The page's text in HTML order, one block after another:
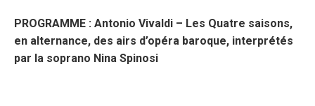
PROGRAMME : Antonio Vivaldi – Les Quatre saisons,
en alternance, des airs d’opéra baroque, interprétés
par la soprano Nina Spinosi